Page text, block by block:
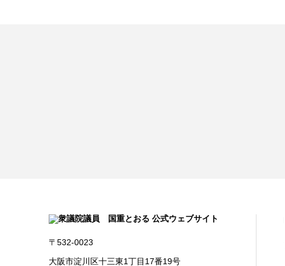
〒532-0023
大阪市淀川区十三東1丁目17番19号